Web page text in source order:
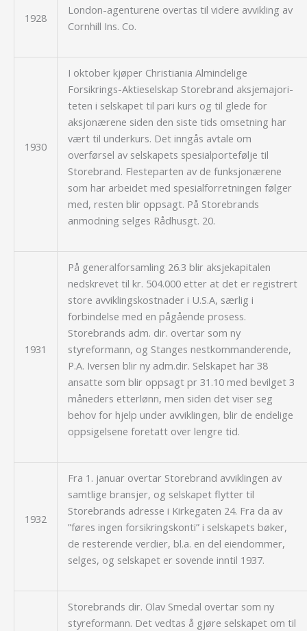
1928
London-agenturene overtas til videre avvikling av
Cornhill Ins. Co.
1930
I oktober kjøper Christiania Almindelige
Forsikrings-Aktieselskap Storebrand aksje­majori­
teten i selskapet til pari kurs og til glede for
aksjonærene siden den siste tids omsetning har
vært til underkurs. Det inngås avtale om
overførsel av selskapets spesial­portefølje til
Storebrand. Flesteparten av de funksjonærene
som har arbeidet med spesial­forretningen følger
med, resten blir oppsagt. På Storebrands
anmodning selges Rådhusgt. 20.
1931
På generalforsamling 26.3 blir aksjekapitalen
nedskrevet til kr. 504.000 etter at det er registrert
store avviklingskostnader i U.S.A, særlig i
forbindelse med en pågående prosess.
Storebrands adm. dir. overtar som ny
styreformann, og Stanges nestkommanderende,
P.A. Iversen blir ny adm.dir. Selskapet har 38
ansatte som blir oppsagt pr 31.10 med bevilget 3
måneders etterlønn, men siden det viser seg
behov for hjelp under avviklingen, blir de endelige
oppsigelsene foretatt over lengre tid.
1932
Fra 1. januar overtar Storebrand avviklingen av
samtlige bransjer, og selskapet flytter til
Storebrands adresse i Kirkegaten 24. Fra da av
”føres ingen forsikringskonti” i selskapets bøker,
de resterende verdier, bl.a. en del eiendommer,
selges, og selskapet er sovende inntil 1937.
Storebrands dir. Olav Smedal overtar som ny
styreformann. Det vedtas å gjøre selskapet om til